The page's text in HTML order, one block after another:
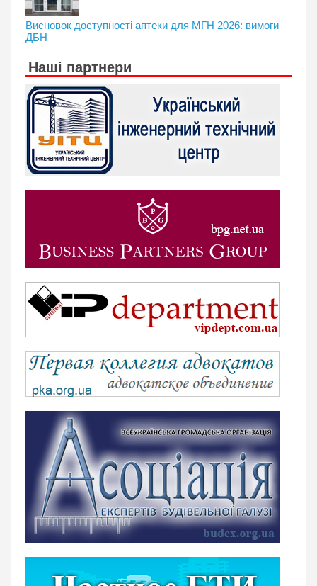
Висновок доступності аптеки для МГН 2026: вимоги
ДБН
Наші партнери